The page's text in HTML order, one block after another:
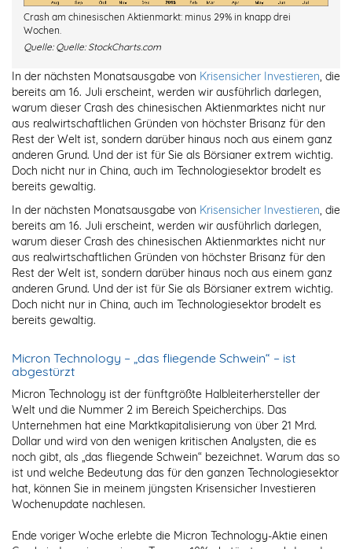
Crash am chinesischen Aktienmarkt: minus 29% in knapp drei
Wochen.
Quelle: Quelle: StockCharts.com
In der nächsten Monatsausgabe von Krisensicher Investieren, die
bereits am 16. Juli erscheint, werden wir ausführlich darlegen,
warum dieser Crash des chinesischen Aktienmarktes nicht nur
aus realwirtschaftlichen Gründen von höchster Brisanz für den
Rest der Welt ist, sondern darüber hinaus noch aus einem ganz
anderen Grund. Und der ist für Sie als Börsianer extrem wichtig.
Doch nicht nur in China, auch im Technologiesektor brodelt es
bereits gewaltig.
In der nächsten Monatsausgabe von Krisensicher Investieren, die
bereits am 16. Juli erscheint, werden wir ausführlich darlegen,
warum dieser Crash des chinesischen Aktienmarktes nicht nur
aus realwirtschaftlichen Gründen von höchster Brisanz für den
Rest der Welt ist, sondern darüber hinaus noch aus einem ganz
anderen Grund. Und der ist für Sie als Börsianer extrem wichtig.
Doch nicht nur in China, auch im Technologiesektor brodelt es
bereits gewaltig.
Micron Technology – „das fliegende Schwein“ – ist
abgestürzt
Micron Technology ist der fünftgrößte Halbleiterhersteller der
Welt und die Nummer 2 im Bereich Speicherchips. Das
Unternehmen hat eine Marktkapitalisierung von über 21 Mrd.
Dollar und wird von den wenigen kritischen Analysten, die es
noch gibt, als „das fliegende Schwein“ bezeichnet. Warum das so
ist und welche Bedeutung das für den ganzen Technologiesektor
hat, können Sie in meinem jüngsten Krisensicher Investieren
Wochenupdate nachlesen.
Ende voriger Woche erlebte die Micron Technology-Aktie einen